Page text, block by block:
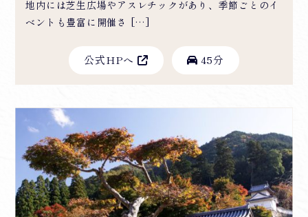
地内には芝生広場やアスレチックがあり、季節ごとのイ
ベントも豊富に開催さ […]
公式HPへ 45分